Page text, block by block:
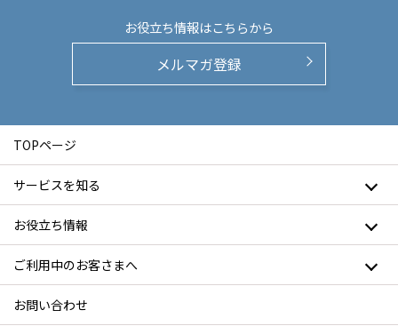
お役立ち情報はこちらから
メルマガ登録
TOPページ
サービスを知る
お役立ち情報
ご利用中のお客さまへ
お問い合わせ